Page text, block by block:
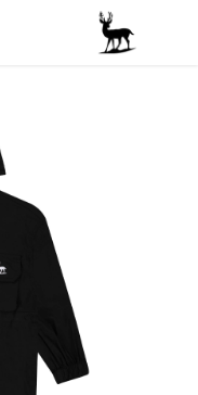
تخطي للذهاب إلى المحتوى